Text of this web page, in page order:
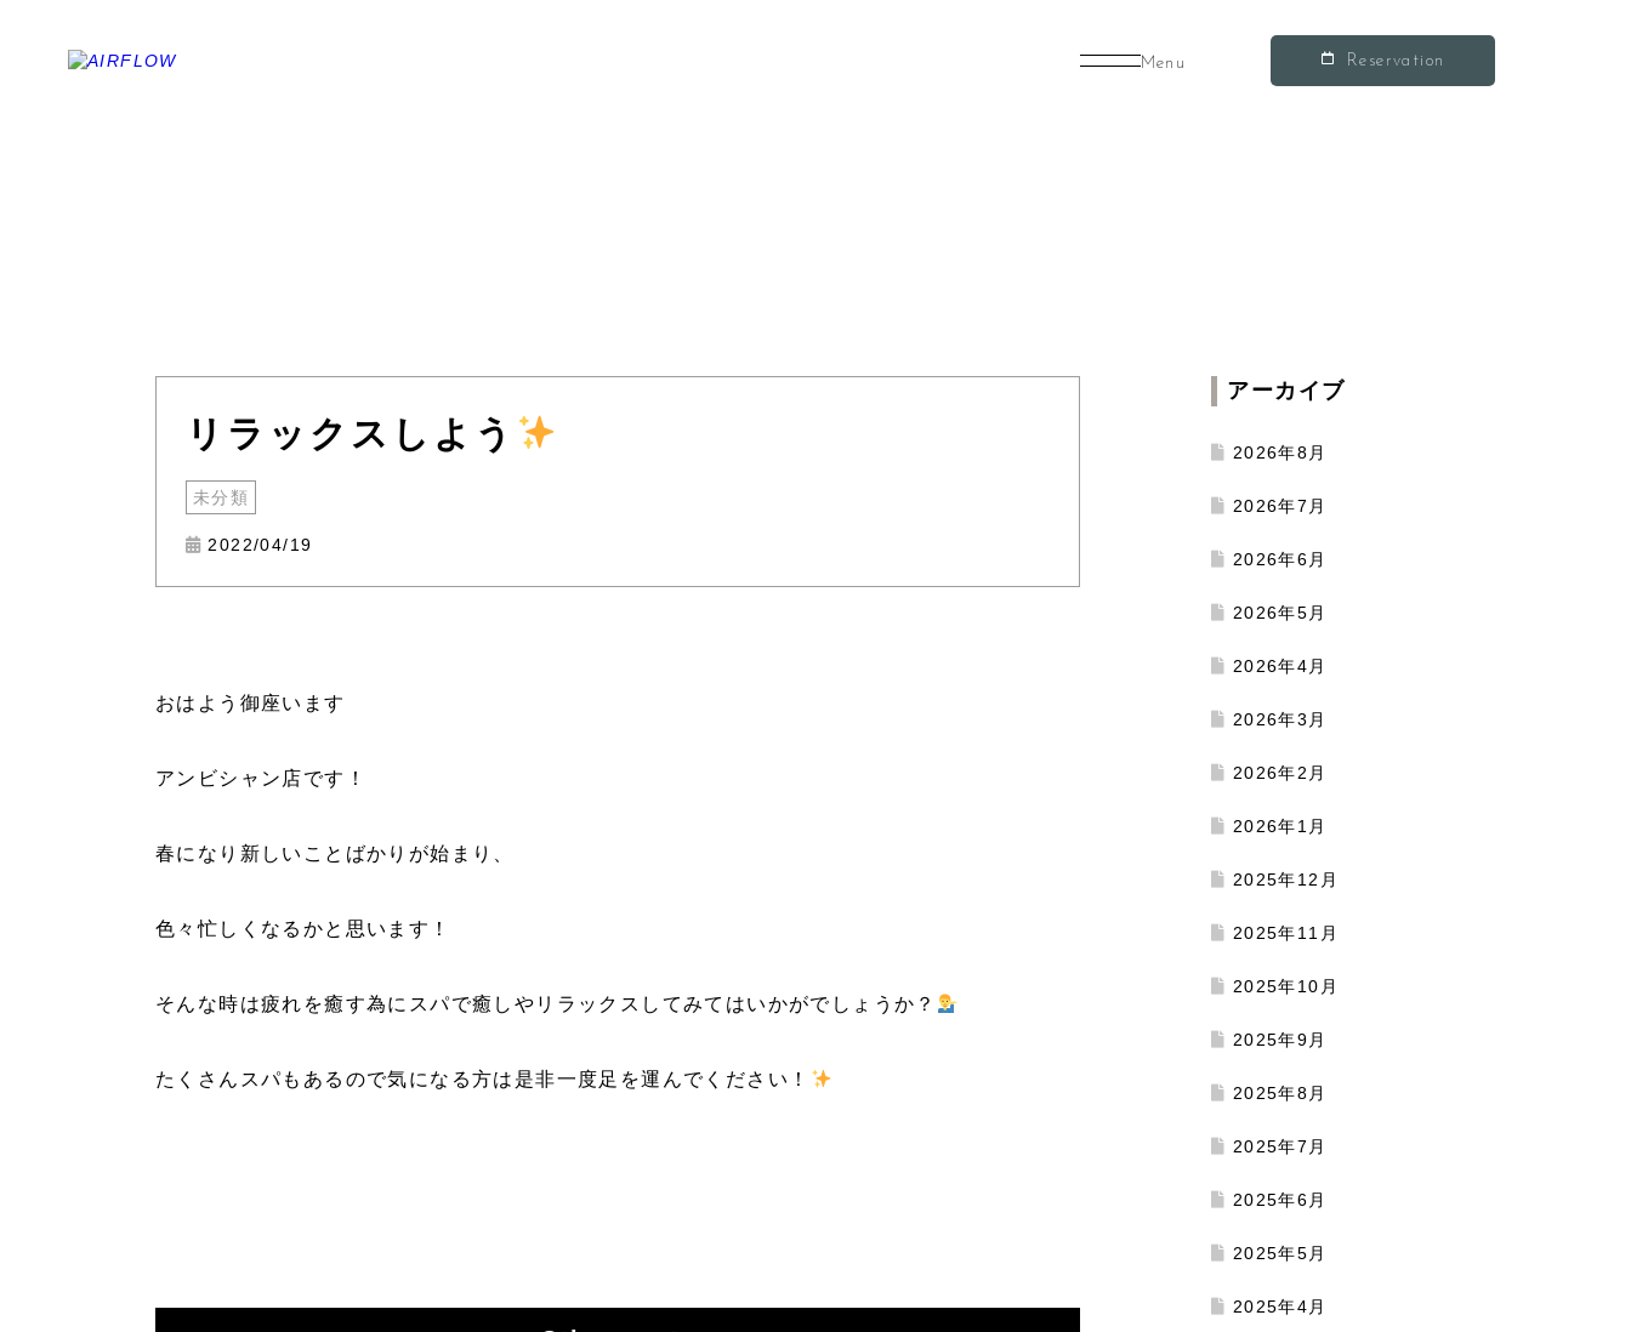
Reservation
Menu
リラックスしよう
未分類
2022/04/19
おはよう御座います
アンビシャン店です！
春になり新しいことばかりが始まり、
色々忙しくなるかと思います！
そんな時は疲れを癒す為にスパで癒しやリラックスしてみてはいかがでしょうか？
たくさんスパもあるので気になる方は是非一度足を運んでください！
アーカイブ
2026年8月
2026年7月
2026年6月
2026年5月
2026年4月
2026年3月
2026年2月
2026年1月
2025年12月
2025年11月
2025年10月
2025年9月
2025年8月
2025年7月
2025年6月
2025年5月
2025年4月